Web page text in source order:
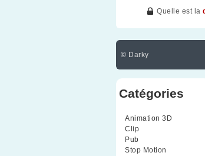
Quelle est la
© Darky
Catégories
Animation 3D
Clip
Pub
Stop Motion